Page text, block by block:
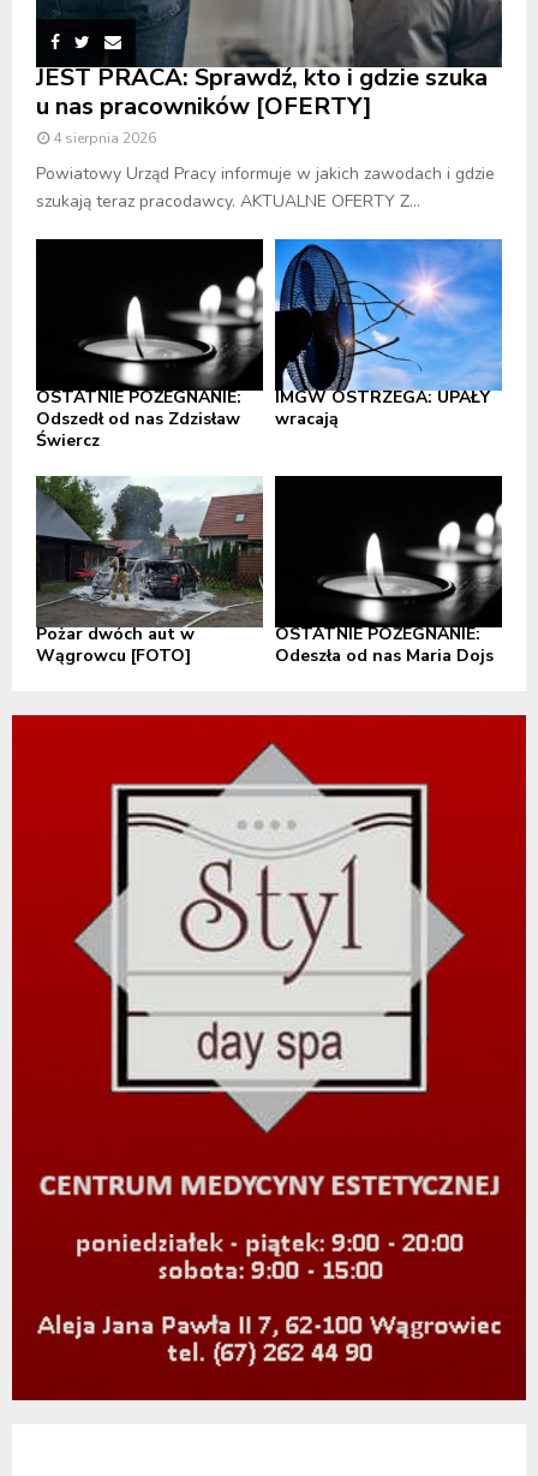
JEST PRACA: Sprawdź, kto i gdzie szuka
u nas pracowników [OFERTY]
4 sierpnia 2026
Powiatowy Urząd Pracy informuje w jakich zawodach i gdzie
szukają teraz pracodawcy. AKTUALNE OFERTY Z...
OSTATNIE POŻEGNANIE:
Odszedł od nas Zdzisław
Świercz
IMGW OSTRZEGA: UPAŁY
wracają
Pożar dwóch aut w
Wągrowcu [FOTO]
OSTATNIE POŻEGNANIE:
Odeszła od nas Maria Dojs